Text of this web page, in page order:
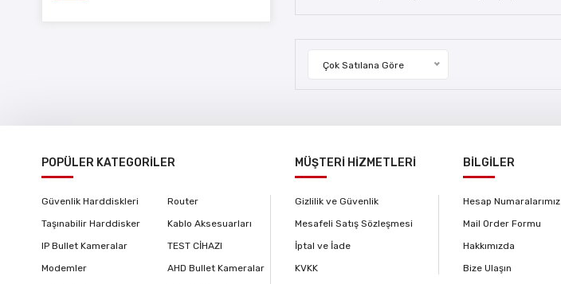
Çok Satılana Göre
POPÜLER KATEGORİLER
Güvenlik Harddiskleri
Taşınabilir Harddisker
IP Bullet Kameralar
Modemler
Router
Kablo Aksesuarları
TEST CİHAZI
AHD Bullet Kameralar
MÜŞTERİ HİZMETLERİ
Gizlilik ve Güvenlik
Mesafeli Satış Sözleşmesi
İptal ve İade
KVKK
BİLGİLER
Hesap Numaralarımız
Mail Order Formu
Hakkımızda
Bize Ulaşın